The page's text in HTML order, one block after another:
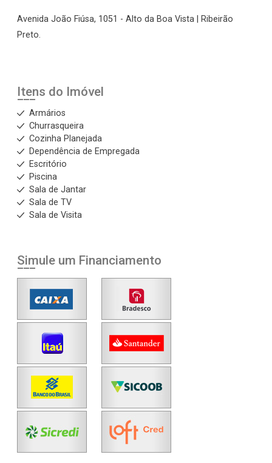
Avenida João Fiúsa, 1051 - Alto da Boa Vista | Ribeirão
Preto.
Itens do Imóvel
Armários
Churrasqueira
Cozinha Planejada
Dependência de Empregada
Escritório
Piscina
Sala de Jantar
Sala de TV
Sala de Visita
Simule um Financiamento